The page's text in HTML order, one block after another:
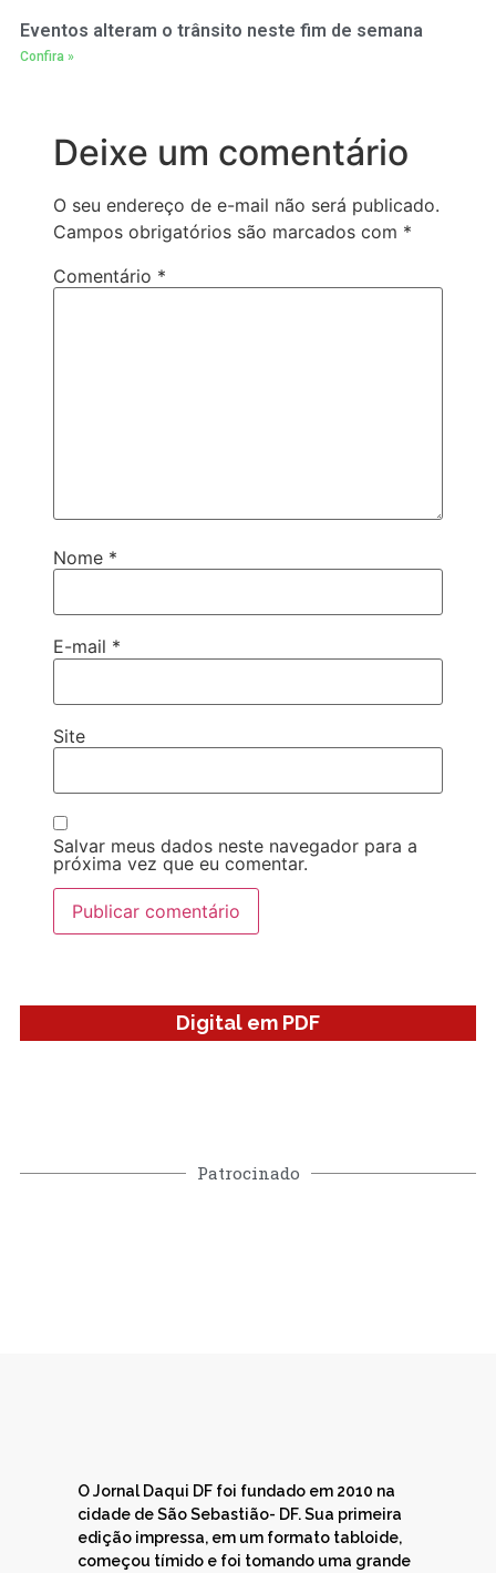
Eventos alteram o trânsito neste fim de semana
Confira »
Deixe um comentário
O seu endereço de e-mail não será publicado.
Campos obrigatórios são marcados com *
Comentário *
Nome *
E-mail *
Site
Salvar meus dados neste navegador para a
próxima vez que eu comentar.
Digital em PDF
Patrocinado
O Jornal Daqui DF foi fundado em 2010 na
cidade de São Sebastião- DF. Sua primeira
edição impressa, em um formato tabloide,
começou tímido e foi tomando uma grande